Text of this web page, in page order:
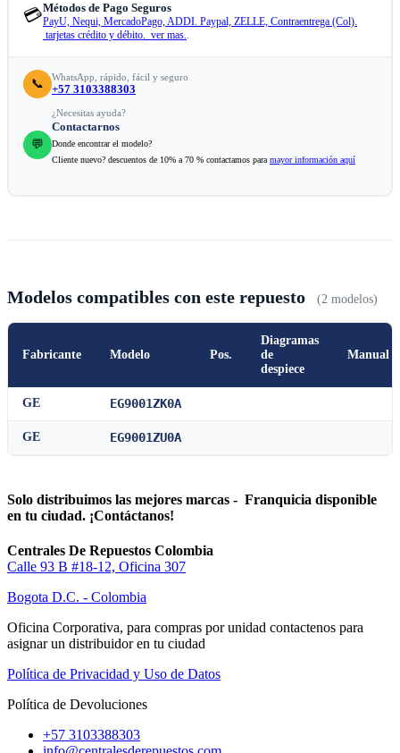
💳Métodos de Pago Seguros
PayU, Nequi, MercadoPago, ADDI. Paypal, ZELLE, Contraentrega (Col).
tarjetas crédito y débito. ver mas..
📞 WhatsApp, rápido, fácil y seguro
+57 3103388303
💬
¿Necesitas ayuda?
Contactarnos
Donde encontrar el modelo?
Cliente nuevo? descuentos de 10% a 70 % contactamos para mayor información aquí
Modelos compatibles con este repuesto (2 modelos)
Fabricante Modelo Pos.
Diagramas
de
despiece
Manual
GE EG9001ZK0A
GE EG9001ZU0A
Solo distribuimos las mejores marcas - Franquicia disponible
en tu ciudad. ¡Contáctanos!
Centrales De Repuestos Colombia
Calle 93 B #18-12, Oficina 307
Bogota D.C. - Colombia
Oficina Corporativa, para compras por unidad contactenos para
asignar un distribuidor en tu ciudad
Política de Privacidad y Uso de Datos
Política de Devoluciones
+57 3103388303